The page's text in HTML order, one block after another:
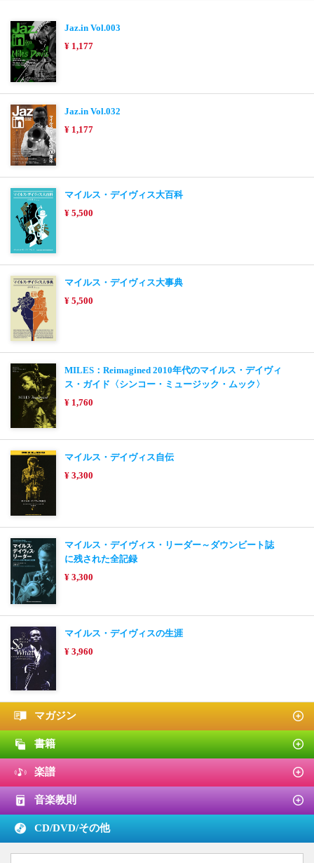
Jaz.in Vol.003
¥ 1,177
Jaz.in Vol.032
¥ 1,177
マイルス・デイヴィス大百科
¥ 5,500
マイルス・デイヴィス大事典
¥ 5,500
MILES：Reimagined 2010年代のマイルス・デイヴィ
ス・ガイド〈シンコー・ミュージック・ムック〉
¥ 1,760
マイルス・デイヴィス自伝
¥ 3,300
マイルス・デイヴィス・リーダー～ダウンビート誌
に残された全記録
¥ 3,300
マイルス・デイヴィスの生涯
¥ 3,960
マガジン
書籍
楽譜
音楽教則
CD/DVD/その他